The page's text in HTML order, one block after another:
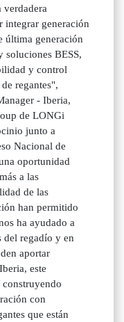
verdadera
integrar generación
última generación
BESS,
y control
regantes",
- Iberia,
de LONGi
junto a
Nacional de
oportunidad
a las
de las
han permitido
ha ayudado a
del regadío y en
aportar
este
con
que están